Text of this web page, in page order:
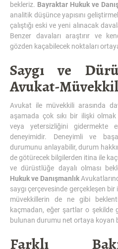
bekleriz. Bayraktar Hukuk ve
analitik düşünce yapısını
çalıştığı eski ve yeni alınacak
Benzer davaları araştırır ve
gözden kaçabilecek noktaları
Saygı ve
Avukat-
Avukat ile müvekkili arasında
aşamada çok sıkı bir ilişki
veya yetersizliğini gidermekte
deneyimidir. Deneyimli ve
durumunu anlayabilir, durum
de götürecek bilgilerden itina ile
ve dürüstlüğe dayalı olması
Hukuk ve Danışmanlık
saygı çerçevesinde gerçekleşen bir
müvekkillerin de ne gibi
kaçmadan, eğer şartlar o şekilde
bulunan durumu net ortaya koyan
Farklı